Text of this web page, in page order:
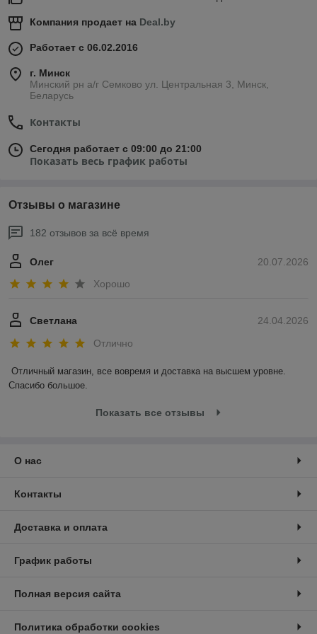
Компания продает на Deal.by
Работает с 06.02.2016
г. Минск
Минский рн а/г Семково ул. Центральная 3, Минск,
Беларусь
Контакты
Сегодня работает с 09:00 до 21:00
Показать весь график работы
Отзывы о магазине
182 отзывов за всё время
20.07.2026
Олег
Хорошо
24.04.2026
Светлана
Отлично
Отличный магазин, все вовремя и доставка на высшем уровне.
Спасибо большое.
Показать все отзывы
О нас
Контакты
Доставка и оплата
График работы
Полная версия сайта
Политика обработки cookies